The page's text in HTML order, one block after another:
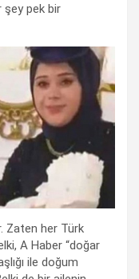
şey pek bir
Zaten her Türk
A Haber “doğar
ile doğum